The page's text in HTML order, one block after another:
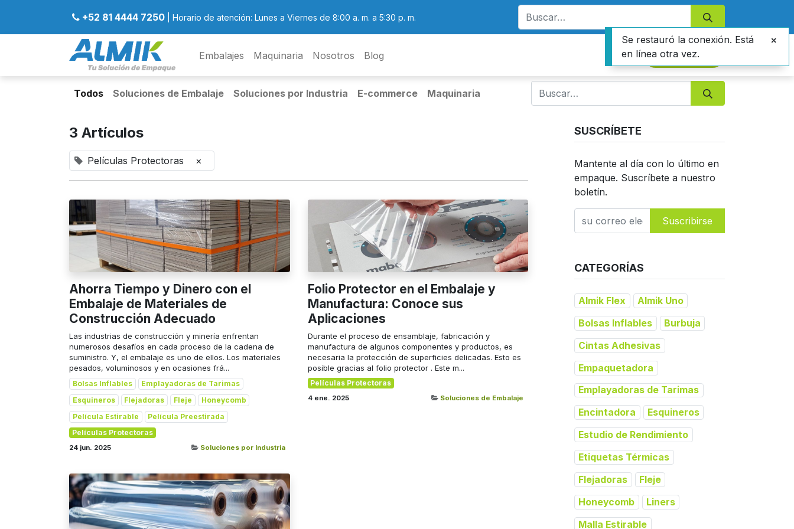
+52 81 4444 7250 | Horario de atención: Lunes a Viernes de 8:00 a. m. a 5:30 p. m.
Embalajes Maquinaria Nosotros Blog Contáctanos
Todos Soluciones de Embalaje Soluciones por Industria E-commerce Maquinaria
3 Artículos
Películas Protectoras ×
Ahorra Tiempo y Dinero con el
Embalaje de Materiales de
Construcción Adecuado
Las industrias de construcción y minería enfrentan
numerosos desafíos en cada proceso de la cadena de
suministro. Y, el embalaje es uno de ellos. Los materiales
pesados, voluminosos y en ocasiones frá...
Bolsas Inflables
Emplayadoras de Tarimas
Esquineros
Flejadoras Fleje
Honeycomb
Película Estirable
Película Preestirada
Películas Protectoras
24 jun. 2025 Soluciones por Industria
Folio Protector en el Embalaje y
Manufactura: Conoce sus
Aplicaciones
Durante el proceso de ensamblaje, fabricación y
manufactura de algunos componentes y productos, es
necesaria la protección de superficies delicadas. Esto es
posible gracias al folio protector . Este m...
Películas Protectoras
4 ene. 2025 Soluciones de Embalaje
SUSCRÍBETE
Mantente al día con lo último en
empaque. Suscríbete a nuestro
boletín.
Suscribirse
CATEGORÍAS
Almik Flex
Almik Uno
Bolsas Inflables
Burbuja
Cintas Adhesivas
Empaquetadora
Emplayadoras de Tarimas
Encintadora
Esquineros
Estudio de Rendimiento
Etiquetas Térmicas
Flejadoras
Fleje
Honeycomb
Liners
Malla Estirable
Se restauró la conexión. Está
en línea otra vez.